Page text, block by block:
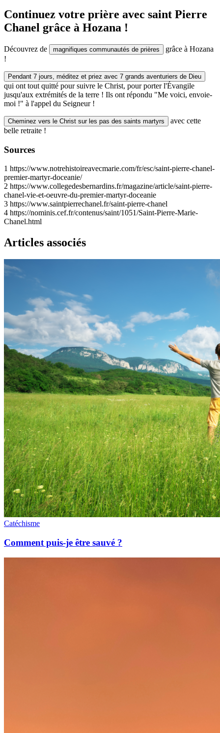
Continuez votre prière avec saint Pierre
Chanel grâce à Hozana !
Découvrez de magnifiques communautés de prières
grâce à Hozana
!
Pendant 7 jours, méditez et priez avec 7 grands aventuriers de Dieu
qui ont tout quitté pour suivre le Christ, pour porter l'Évangile
jusqu'aux extrémités de la terre ! Ils ont répondu "Me voici, envoie-
moi !" à l'appel du Seigneur !
Cheminez vers le Christ sur les pas des saints martyrs
avec cette
belle retraite !
Sources
1 https://www.notrehistoireavecmarie.com/fr/esc/saint-pierre-chanel-
premier-martyr-doceanie/
2 https://www.collegedesbernardins.fr/magazine/article/saint-pierre-
chanel-vie-et-oeuvre-du-premier-martyr-doceanie
3 https://www.saintpierrechanel.fr/saint-pierre-chanel
4 https://nominis.cef.fr/contenus/saint/1051/Saint-Pierre-Marie-
Chanel.html
Articles associés
Catéchisme
Comment puis-je être sauvé ?